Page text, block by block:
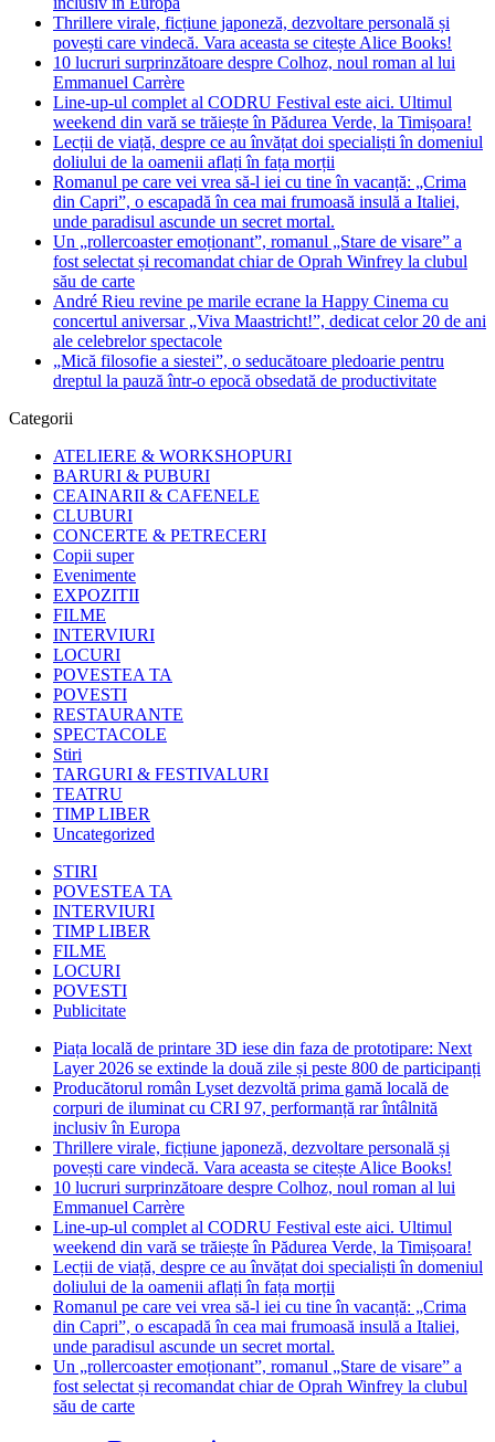
Thrillere virale, ficțiune japoneză, dezvoltare personală și
povești care vindecă. Vara aceasta se citește Alice Books!
10 lucruri surprinzătoare despre Colhoz, noul roman al lui
Emmanuel Carrère
Line-up-ul complet al CODRU Festival este aici. Ultimul
weekend din vară se trăiește în Pădurea Verde, la Timișoara!
Lecții de viață, despre ce au învățat doi specialiști în domeniul
doliului de la oamenii aflați în fața morții
Romanul pe care vei vrea să-l iei cu tine în vacanță: „Crima
din Capri”, o escapadă în cea mai frumoasă insulă a Italiei,
unde paradisul ascunde un secret mortal.
Un „rollercoaster emoționant”, romanul „Stare de visare” a
fost selectat și recomandat chiar de Oprah Winfrey la clubul
său de carte
André Rieu revine pe marile ecrane la Happy Cinema cu
concertul aniversar „Viva Maastricht!”, dedicat celor 20 de ani
ale celebrelor spectacole
„Mică filosofie a siestei”, o seducătoare pledoarie pentru
dreptul la pauză într-o epocă obsedată de productivitate
Categorii
ATELIERE & WORKSHOPURI
BARURI & PUBURI
CEAINARII & CAFENELE
CLUBURI
CONCERTE & PETRECERI
Copii super
Evenimente
EXPOZITII
FILME
INTERVIURI
LOCURI
POVESTEA TA
POVESTI
RESTAURANTE
SPECTACOLE
Stiri
TARGURI & FESTIVALURI
TEATRU
TIMP LIBER
Uncategorized
STIRI
POVESTEA TA
INTERVIURI
TIMP LIBER
FILME
LOCURI
POVESTI
Publicitate
Piața locală de printare 3D iese din faza de prototipare: Next
Layer 2026 se extinde la două zile și peste 800 de participanți
Producătorul român Lyset dezvoltă prima gamă locală de
corpuri de iluminat cu CRI 97, performanță rar întâlnită
inclusiv în Europa
Thrillere virale, ficțiune japoneză, dezvoltare personală și
povești care vindecă. Vara aceasta se citește Alice Books!
10 lucruri surprinzătoare despre Colhoz, noul roman al lui
Emmanuel Carrère
Line-up-ul complet al CODRU Festival este aici. Ultimul
weekend din vară se trăiește în Pădurea Verde, la Timișoara!
Lecții de viață, despre ce au învățat doi specialiști în domeniul
doliului de la oamenii aflați în fața morții
Romanul pe care vei vrea să-l iei cu tine în vacanță: „Crima
din Capri”, o escapadă în cea mai frumoasă insulă a Italiei,
unde paradisul ascunde un secret mortal.
Un „rollercoaster emoționant”, romanul „Stare de visare” a
fost selectat și recomandat chiar de Oprah Winfrey la clubul
său de carte